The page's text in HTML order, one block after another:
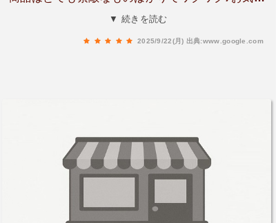
入りの逸品に出逢えました！お手頃な価格帯のも
▼ 続きを読む
2025/9/22(月) 出典:www.google.com